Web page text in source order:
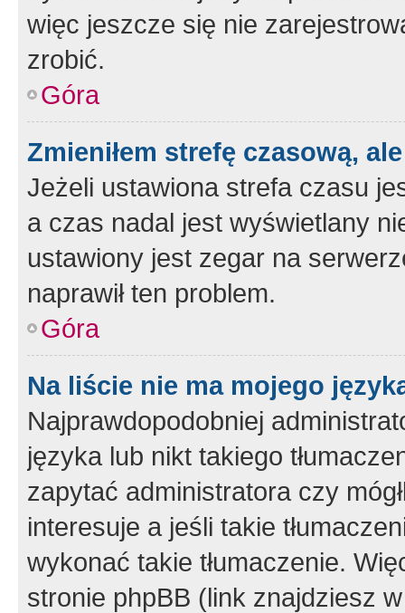
więc jeszcze się nie
zrobić.
Góra
Zmieniłem strefę czasową,
Jeżeli ustawiona strefa czasu
a czas nadal jest wyświetlany
ustawiony jest zegar na
naprawił ten problem.
Góra
Na liście nie ma mojego
Najprawdopodobniej
języka lub nikt takiego
zapytać administratora czy
interesuje a jeśli takie
wykonać takie tłumaczenie.
stronie phpBB (link znajdziesz